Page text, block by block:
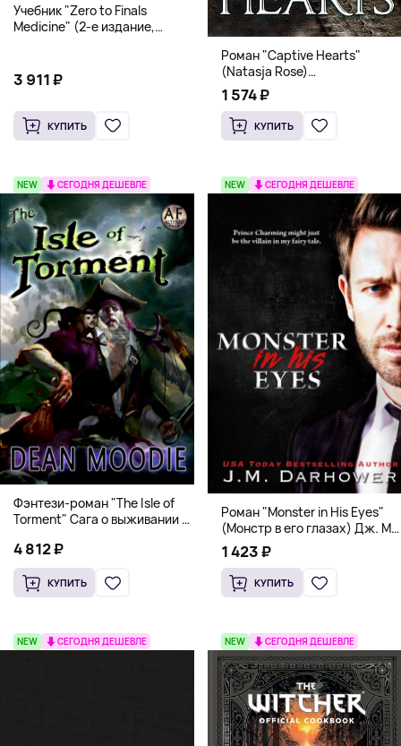
Учебник "Zero to Finals
Medicine" (2-е издание,
3 911 ₽
КУПИТЬ
Роман "Captive Hearts"
(Natasja Rose)
Романтическое фэнтези
1 574 ₽
КУПИТЬ
NEW СЕГОДНЯ ДЕШЕВЛЕ
Фэнтези-роман "The Isle of
Torment" Сага о выживании и
4 812 ₽
КУПИТЬ
NEW СЕГОДНЯ ДЕШЕВЛЕ
Роман "Monster in His Eyes"
(Монстр в его глазах) Дж. М.
Дарховер | Mafia Romance
18+
1 423 ₽
КУПИТЬ
NEW СЕГОДНЯ ДЕШЕВЛЕ NEW СЕГОДНЯ ДЕШЕВЛЕ